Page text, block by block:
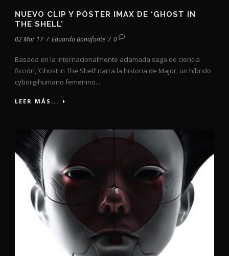
NUEVO CLIP Y PÓSTER IMAX DE ‘GHOST IN
THE SHELL’
02 Mar 17 / Eduardo Bonafonte / 0
Basada en la internacionalmente aclamada saga de ciencia
ficción, ‘Ghost in The Shell’ narra la historia de Major, un híbrido
cyborg-humano femenino...
LEER MÁS...